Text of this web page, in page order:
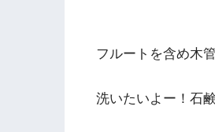
フルートを含め木
洗いたいよー！石